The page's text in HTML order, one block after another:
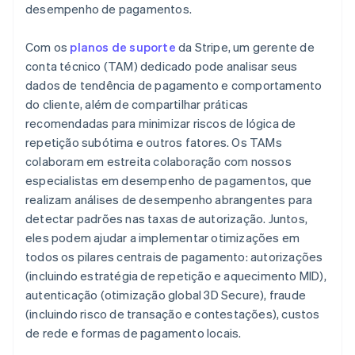
desempenho de pagamentos.
Com os planos de suporte da Stripe, um gerente de
conta técnico (TAM) dedicado pode analisar seus
dados de tendência de pagamento e comportamento
do cliente, além de compartilhar práticas
recomendadas para minimizar riscos de lógica de
repetição subótima e outros fatores. Os TAMs
colaboram em estreita colaboração com nossos
especialistas em desempenho de pagamentos, que
realizam análises de desempenho abrangentes para
detectar padrões nas taxas de autorização. Juntos,
eles podem ajudar a implementar otimizações em
todos os pilares centrais de pagamento: autorizações
(incluindo estratégia de repetição e aquecimento MID),
autenticação (otimização global 3D Secure), fraude
(incluindo risco de transação e contestações), custos
de rede e formas de pagamento locais.